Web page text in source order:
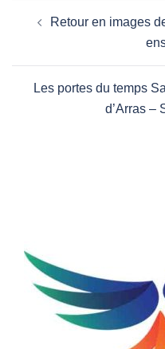
d’articleRetour en images
Les portes du temps
d’Arras –